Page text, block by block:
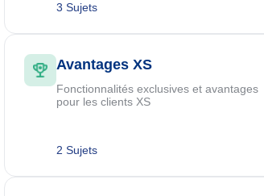
3 Sujets
Avantages XS
Fonctionnalités exclusives et avantages
pour les clients XS
2 Sujets